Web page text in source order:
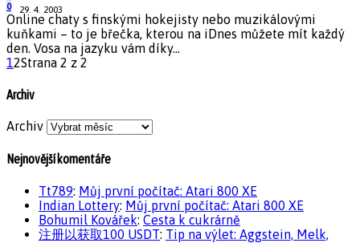
29. 4. 2003
0
Online chaty s finskými hokejisty nebo muzikálovými
kuňkami – to je břečka, kterou na iDnes můžete mít každý
den. Vosa na jazyku vám díky...
12Strana 2 z 2
Archiv
Archiv
Nejnovější komentáře
Tt789: Můj první počítač: Atari 800 XE
Indian Lottery: Můj první počítač: Atari 800 XE
Bohumil Kovářek: Cesta k cukrárně
注册以获取100 USDT: Tip na výlet: Aggstein, Melk,